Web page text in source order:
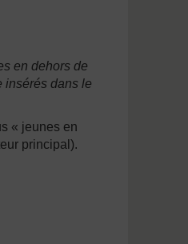
en dehors de
insérés dans le
« jeunes en
principal).